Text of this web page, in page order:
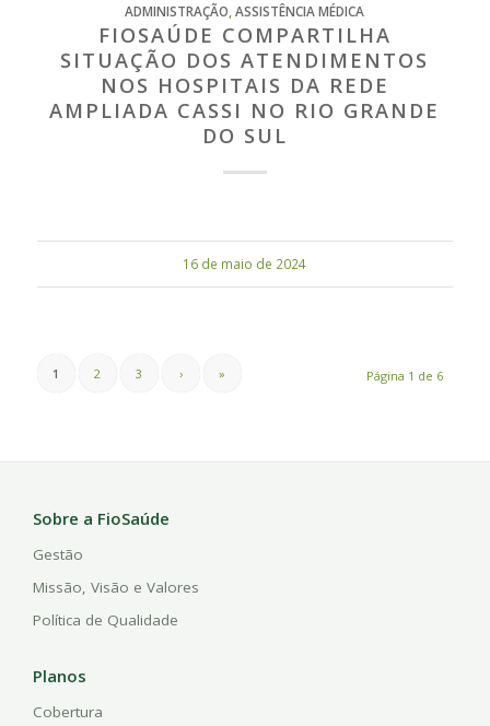
ADMINISTRAÇÃO ,ASSISTÊNCIA MÉDICA
FIOSAÚDE COMPARTILHA
SITUAÇÃO DOS ATENDIMENTOS
NOS HOSPITAIS DA REDE
AMPLIADA CASSI NO RIO GRANDE
DO SUL
16 de maio de 2024
Página 1 de 6
1 2 3 › »
Sobre a FioSaúde
Gestão
Missão, Visão e Valores
Política de Qualidade
Planos
Cobertura